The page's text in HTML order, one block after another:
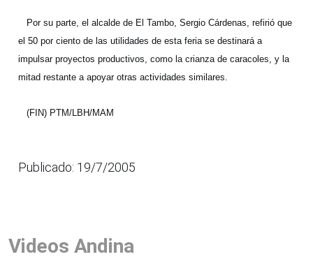
Por su parte, el alcalde de El Tambo, Sergio Cárdenas, refirió que
el 50 por ciento de las utilidades de esta feria se destinará a
impulsar proyectos productivos, como la crianza de caracoles, y la
mitad restante a apoyar otras actividades similares.
(FIN) PTM/LBH/MAM
Publicado: 19/7/2005
Videos Andina